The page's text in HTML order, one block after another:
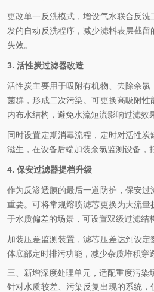
更改单一反洗模式，增设气水联合反
发的自动反洗程序，减少滤料表层截
失效。
3. 活性炭过滤器改造
活性炭主要用于吸附有机物、去除余
菌群，形成二次污染。可更换高吸附
内布水结构，避免水流短流影响过滤效
同时设置定期消毒流程，定时对活性
滋生，在设备后端加装余氯监测设备，
4. 保安过滤器提档升级
作为反渗透膜的最后一道防护，保安
重要。可将常规熔喷滤芯更换为大流
于水质偏差的场景，可设置双级过滤结
加装压差监测装置，滤芯压差达到设
体底部定时排污功能，减少杂质堆积穿
三、新增深度处理单元，适配重度污染
针对水质较差、污染反复出现的系统